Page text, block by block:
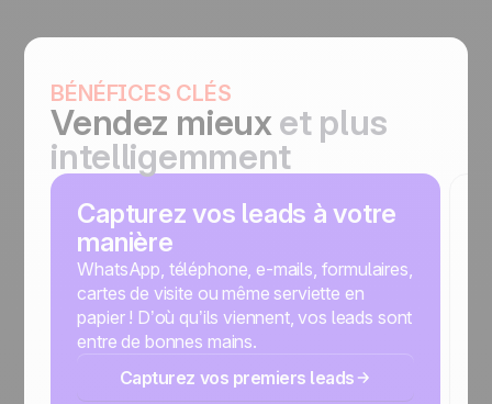
BÉNÉFICES CLÉS
Vendez mieuxet plus
intelligemment
Capturez vos leads à votre
manière
WhatsApp, téléphone, e-mails, formulaires,
cartes de visite ou même serviette en
papier ! D’où qu’ils viennent, vos leads sont
entre de bonnes mains.
Capturez vos premiers leads